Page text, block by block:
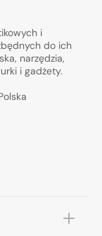
i
do ich
narzędzia,
i gadżety.